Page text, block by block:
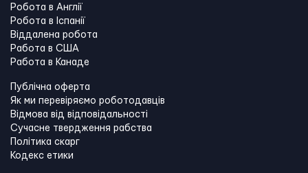
Робота в Англії
Робота в Іспанії
Віддалена робота
Работа в США
Работа в Канадe
Публічна оферта
Як ми перевіряємо роботодавців
Відмова від відповідальності
Сучасне твердження рабства
Політика скарг
Кодекс етики